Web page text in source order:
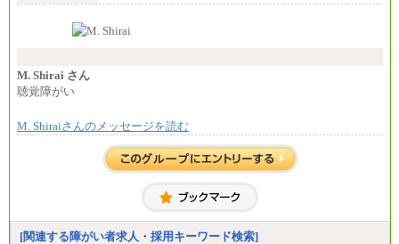
す。
い職責を担う方については、さらに高い金額を個別
※上記に加え、所定労働時間外に勤務をした場
※試用期間中も給与に変更はございません。
＜募集各社・全職種共通＞
月給21万円以上～
※試用期間中の給与に変更はありません。
M. Shirai さん
聴覚障がい
M. Shiraiさんのメッセージを読む
[関連する障がい者求人・採用キーワード検索]